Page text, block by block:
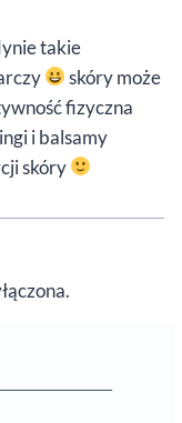
takie
skóry może
fizyczna
i balsamy
skóry